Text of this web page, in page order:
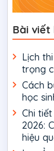
Bài viết
Lịch
trọng
Cách
học
Chi
2026:
hiệu